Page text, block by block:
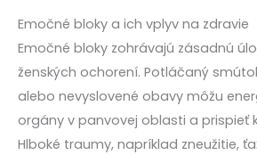
Emočné bloky a ich vplyv na zdravie
Emočné bloky zohrávajú zásadnú
ženských ochorení. Potláčaný
alebo nevyslovené obavy môžu
orgány v panvovej oblasti a prispieť
Hlboké traumy, napríklad zneužitie,